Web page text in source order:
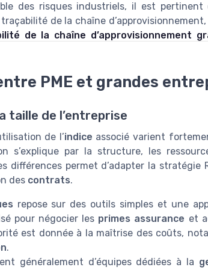
des risques industriels, il est pertinent
de la chaîne
de la chaîne d’approvisionnement
PME et grandes
taille de l’entreprise
de l’indice associé varient
s’explique par la structure, les
différences permet d’adapter la stratégie
des contrats.
repose sur des outils simples et une
pour négocier les primes assurance et
est donnée à la maîtrise des coûts,
.
généralement d’équipes dédiées à la